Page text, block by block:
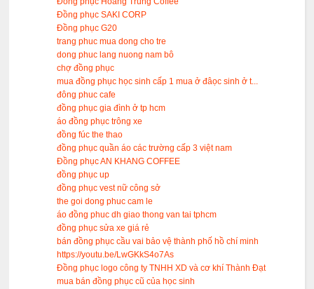
Đồng phục SAKI CORP
Đồng phục G20
trang phuc mua dong cho tre
dong phuc lang nuong nam bô
chợ đồng phục
mua đồng phục học sinh cấp 1 mua ở đâọc sinh ở t...
đông phuc cafe
đồng phục gia đình ở tp hcm
áo đồng phục trông xe
đồng fúc the thao
đồng phục quần áo các trường cấp 3 việt nam
Đồng phục AN KHANG COFFEE
đồng phục up
đồng phục vest nữ công sở
the goi dong phuc cam le
áo đồng phuc dh giao thong van tai tphcm
đồng phục sửa xe giá rẻ
bán đồng phục cầu vai bảo vệ thành phố hồ chí minh
https://youtu.be/LwGKkS4o7As
Đồng phục logo công ty TNHH XD và cơ khí Thành Đạt
mua bán đồng phục cũ của học sinh